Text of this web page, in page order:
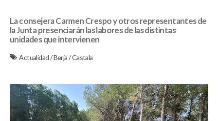
La consejera Carmen Crespo y otros representantes de
la Junta presenciarán las labores de las distintas
unidades que intervienen
Actualidad/Berja/Castala